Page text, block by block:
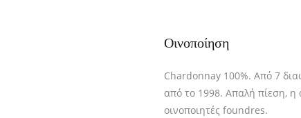
Οινοποίηση
Chardonnay 100%. Από 7
από το 1998. Απαλή πίεση, η
οινοποιητές foundres.